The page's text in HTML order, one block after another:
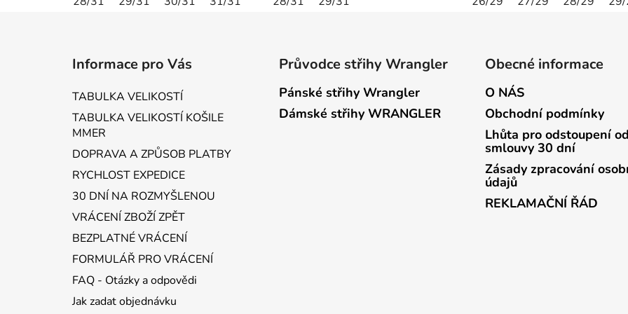
Informace pro Vás
TABULKA VELIKOSTÍ
TABULKA VELIKOSTÍ KOŠILE
MMER
DOPRAVA A ZPŮSOB PLATBY
RYCHLOST EXPEDICE
30 DNÍ NA ROZMYŠLENOU
VRÁCENÍ ZBOŽÍ ZPĚT
BEZPLATNÉ VRÁCENÍ
FORMULÁŘ PRO VRÁCENÍ
FAQ - Otázky a odpovědi
Jak zadat objednávku
Průvodce střihy Wrangler
Pánské střihy Wrangler
Dámské střihy WRANGLER
Obecné informace
O NÁS
Obchodní podmínky
Lhůta pro odstoupení od
smlouvy 30 dní
Zásady zpracování
údajů
REKLAMAČNÍ ŘÁD